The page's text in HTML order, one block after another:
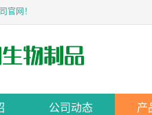
官网！
公司动态 产